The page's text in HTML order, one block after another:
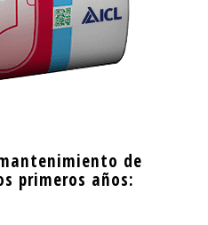
de
primeros años: